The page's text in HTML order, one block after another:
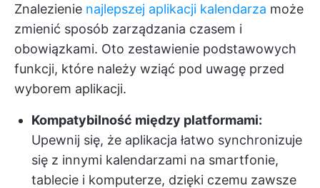
Znalezienie najlepszej aplikacji kalendarza może
zmienić sposób zarządzania czasem i
obowiązkami. Oto zestawienie podstawowych
funkcji, które należy wziąć pod uwagę przed
wyborem aplikacji.
Kompatybilność między platformami:
Upewnij się, że aplikacja łatwo synchronizuje
się z innymi kalendarzami na smartfonie,
tablecie i komputerze, dzięki czemu zawsze